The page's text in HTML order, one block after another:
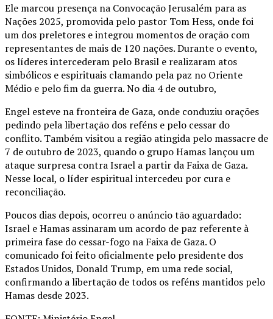
Ele marcou presença na Convocação Jerusalém para as
Nações 2025, promovida pelo pastor Tom Hess, onde foi
um dos preletores e integrou momentos de oração com
representantes de mais de 120 nações. Durante o evento,
os líderes intercederam pelo Brasil e realizaram atos
simbólicos e espirituais clamando pela paz no Oriente
Médio e pelo fim da guerra. No dia 4 de outubro,
Engel esteve na fronteira de Gaza, onde conduziu orações
pedindo pela libertação dos reféns e pelo cessar do
conflito. Também visitou a região atingida pelo massacre de
7 de outubro de 2023, quando o grupo Hamas lançou um
ataque surpresa contra Israel a partir da Faixa de Gaza.
Nesse local, o líder espiritual intercedeu por cura e
reconciliação.
Poucos dias depois, ocorreu o anúncio tão aguardado:
Israel e Hamas assinaram um acordo de paz referente à
primeira fase do cessar-fogo na Faixa de Gaza. O
comunicado foi feito oficialmente pelo presidente dos
Estados Unidos, Donald Trump, em uma rede social,
confirmando a libertação de todos os reféns mantidos pelo
Hamas desde 2023.